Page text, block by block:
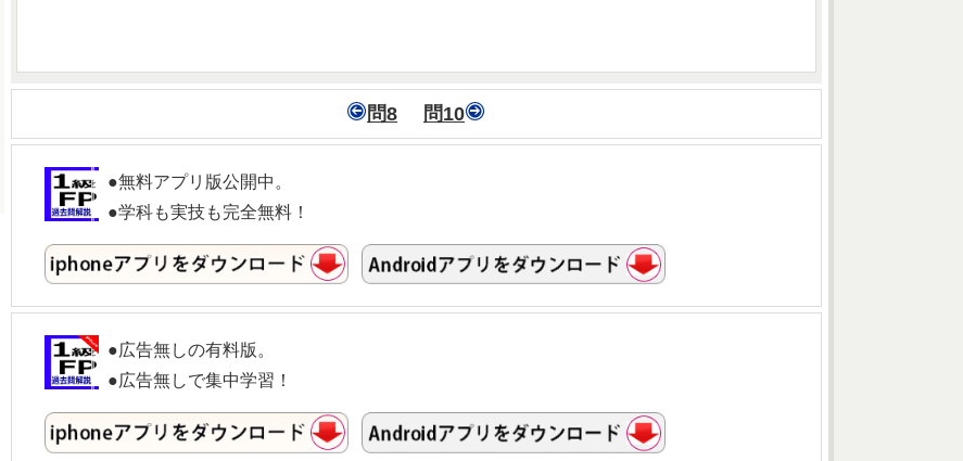
問8 問10
●無料アプリ版公開中。
●学科も実技も完全無料！
●広告無しの有料版。
●広告無しで集中学習！